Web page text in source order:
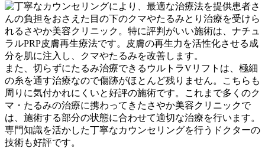
患者さ
んの負担をおさえた目の下のクマやたるみとり治療を受けら
れるさやか美容クリニック。特に評判がいい施術は、ナチュ
ラルPRP皮膚再生療法です。皮膚の再生力を活性化させる成
分を肌に注入し、クマやたるみを改善します。
また、切らずにたるみ治療できるウルトラVリフトは、極細
の糸を通す治療なので傷跡がほとんど残りません。こちらも
周りに気付かれにくいと好評の施術です。これまで多くのク
マ・たるみの治療に携わってきたさやか美容クリニックで
は、施術する部分の状態に合わせて適切な治療を行います。
専門知識を活かした丁寧なカウンセリングを行うドクターの
技術も好評です。